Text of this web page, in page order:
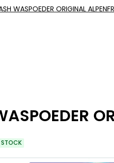
WASPOEDER ORIGINAL